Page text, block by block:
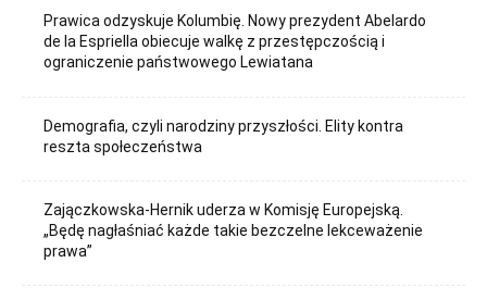
Prawica odzyskuje Kolumbię. Nowy prezydent Abelardo
de la Espriella obiecuje walkę z przestępczością i
ograniczenie państwowego Lewiatana
Demografia, czyli narodziny przyszłości. Elity kontra
reszta społeczeństwa
Zajączkowska-Hernik uderza w Komisję Europejską.
„Będę nagłaśniać każde takie bezczelne lekceważenie
prawa”